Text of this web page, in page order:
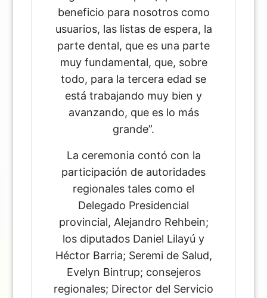
beneficio para nosotros como
usuarios, las listas de espera, la
parte dental, que es una parte
muy fundamental, que, sobre
todo, para la tercera edad se
está trabajando muy bien y
avanzando, que es lo más
grande”.
La ceremonia contó con la
participación de autoridades
regionales tales como el
Delegado Presidencial
provincial, Alejandro Rehbein;
los diputados Daniel Lilayú y
Héctor Barria; Seremi de Salud,
Evelyn Bintrup; consejeros
regionales; Director del Servicio